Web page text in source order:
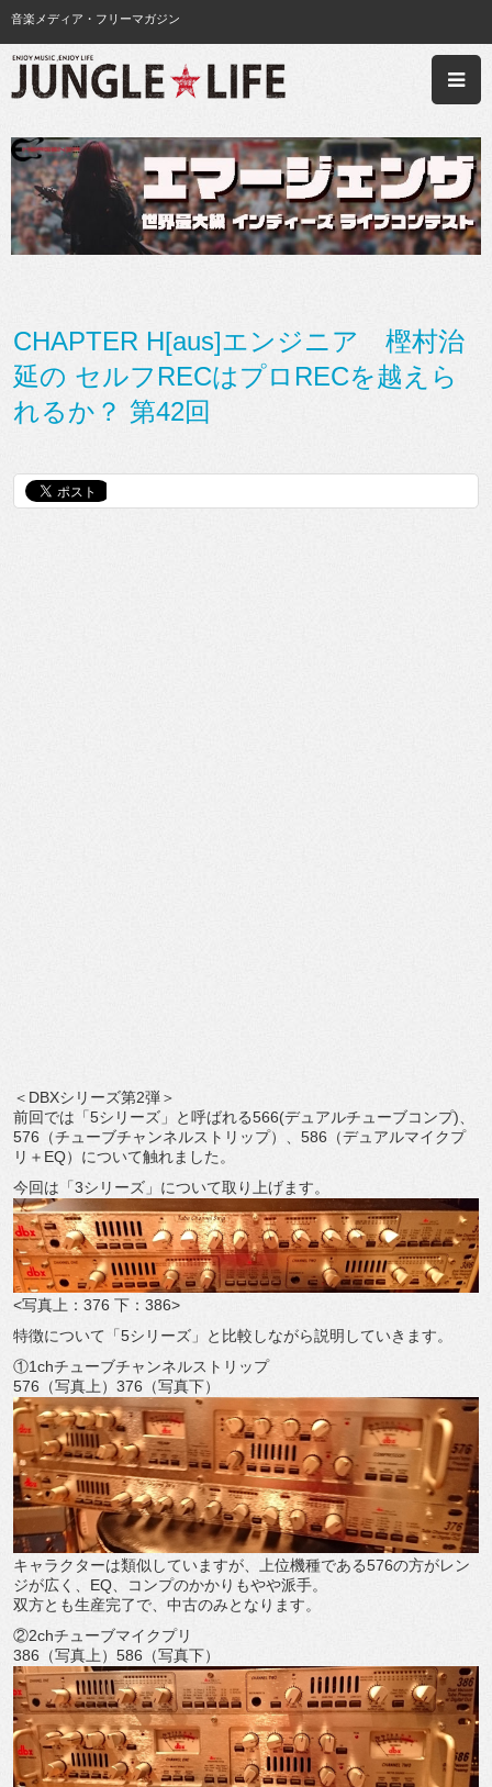
音楽メディア・フリーマガジン
CHAPTER H[aus]エンジニア 樫村治
延の セルフRECはプロRECを越えら
れるか？ 第42回
＜DBXシリーズ第2弾＞
前回では「5シリーズ」と呼ばれる566(デュアルチューブコンプ)、
576（チューブチャンネルストリップ）、586（デュアルマイクプ
リ＋EQ）について触れました。
今回は「3シリーズ」について取り上げます。
<写真上：376 下：386>
特徴について「5シリーズ」と比較しながら説明していきます。
①1chチューブチャンネルストリップ
576（写真上）376（写真下）
キャラクターは類似していますが、上位機種である576の方がレン
ジが広く、EQ、コンプのかかりもやや派手。
双方とも生産完了で、中古のみとなります。
②2chチューブマイクプリ
386（写真上）586（写真下）